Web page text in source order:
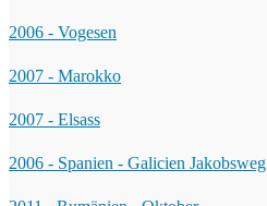
2006 - Vogesen
2007 - Marokko
2007 - Elsass
2006 - Spanien - Galicien Jakobsweg